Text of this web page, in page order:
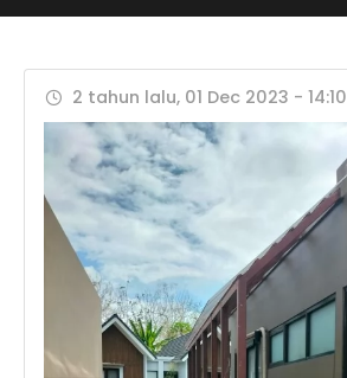
2 tahun lalu, 01 Dec 2023 - 14:10